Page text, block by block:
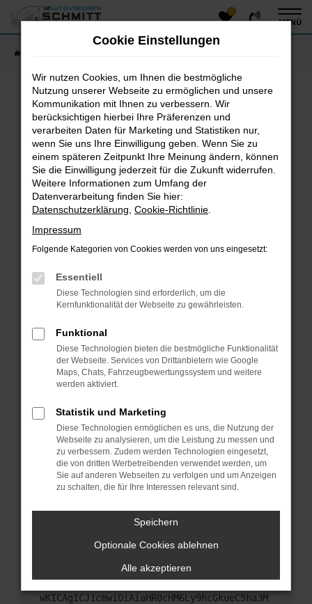
Zum
Hauptinhalt
0
MENÜ
Fehler: Network Error
Beim Laden ist ein Fehler aufgetreten.
Hier sind ein paar Tipps, die dir helfen können:
Überprüfe deine Firewall und deine
Internetverbindung.
Laden andere Webseiten, zum Beispiel deine
Suchmaschine?
Prüfe deine Browsererweiterungen.
das Laden bestimmter Seiten verhindern.
Funktioniert die Seite in einem anderen Browser
oder in einem privaten Fenster?
Das kann manchmal helfen, vorübergehende
Probleme zu beheben.
Stelle sicher, dass dein Browser und dein
Betriebssystem auf dem neuesten Stand sind.
Sicherheitsrisiko, sondern kann auch dazu führen,
dass bestimmte Funktionen nicht mehr
unterstützt werden.
Wende dich an den Webseitenbetreiber.
Wenn du alle oben genannten Schritte versucht
hast, kontaktiere uns bitte. Wir werden versuchen,
das Problem zu beheben. Du kannst uns diesen
Text schicken, um uns bei der Fehlersuche zu
unterstützen:
ewogICJuYW1lIjogIk5ldHdvcmtFcnJvciIsCiAgI
mNvbmZpZyI6IHsKICAgICJtZXRob2QiOiAiR0VUIi
wKICAgICJ1cmwiOiAiaHR0cHM6Ly9hcGkueC5ha3M
Cookie Einstellungen
Wir nutzen Cookies, um Ihnen die bestmögliche
Nutzung unserer Webseite zu ermöglichen und unsere
Kommunikation mit Ihnen zu verbessern. Wir
berücksichtigen hierbei Ihre Präferenzen und
verarbeiten Daten für Marketing und Statistiken nur,
wenn Sie uns Ihre Einwilligung geben. Wenn Sie zu
einem späteren Zeitpunkt Ihre Meinung ändern, können
Sie die Einwilligung jederzeit für die Zukunft widerrufen.
Weitere Informationen zum Umfang der
Datenverarbeitung finden Sie hier:
Datenschutzerklärung Cookie-Richtlinie
Impressum
Folgende Kategorien von Cookies werden von uns eingesetzt:
Essentiell
Diese Technologien sind erforderlich, um die
Kernfunktionalität der Webseite zu gewährleisten.
Funktional
Diese Technologien bieten die bestmögliche Funktionalität
der Webseite. Services von Drittanbietern wie Google
Maps, Chats, Fahrzeugbewertungssystem und weitere
werden aktiviert.
Statistik und Marketing
Diese Technologien ermöglichen es uns, die Nutzung der
Webseite zu analysieren, um die Leistung zu messen und
zu verbessern. Zudem werden Technologien eingesetzt,
die von dritten Werbetreibenden verwendet werden, um
Sie auf anderen Webseiten zu verfolgen und um Anzeigen
zu schalten, die für Ihre Interessen relevant sind.
Speichern
Optionale Cookies ablehnen
Alle akzeptieren